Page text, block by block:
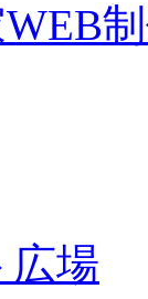
広場